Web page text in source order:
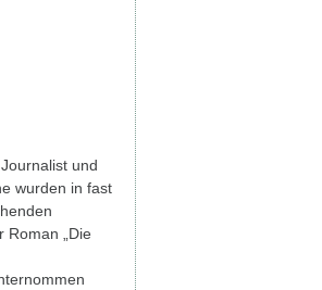
und
wurden in fast
Roman „Die